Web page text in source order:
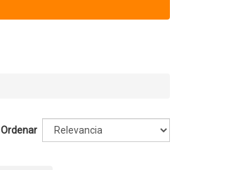
Ordenar